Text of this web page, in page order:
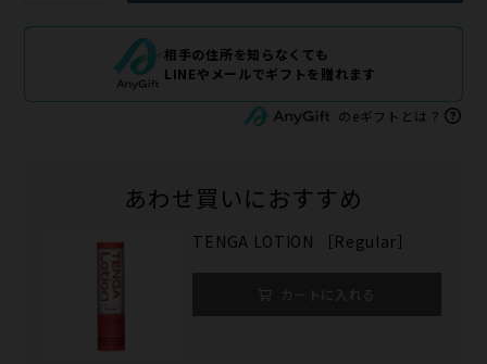
相手の住所を知らなくても
LINEやメールでギフトを贈れます
のeギフトとは？
あわせ買いにおすすめ
TENGA LOTION ［Regular］